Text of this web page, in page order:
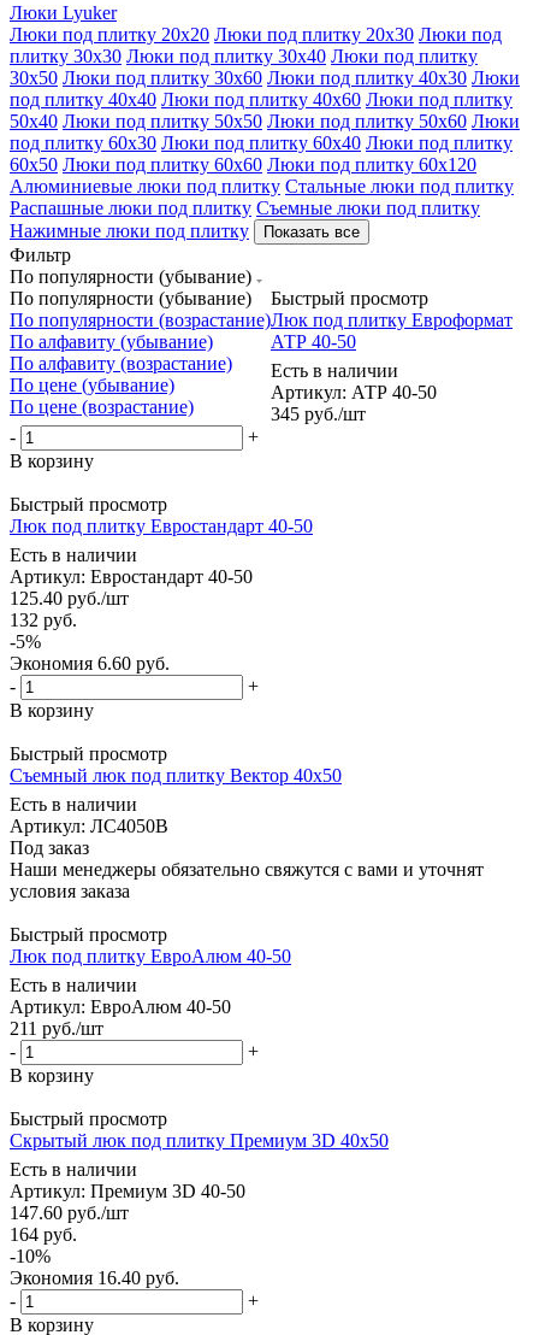
Люки Lyuker
Люки под плитку 20x20 Люки под плитку 20x30 Люки под
плитку 30x30 Люки под плитку 30x40 Люки под плитку
30x50 Люки под плитку 30x60 Люки под плитку 40x30 Люки
под плитку 40x40 Люки под плитку 40x60 Люки под плитку
50x40 Люки под плитку 50x50 Люки под плитку 50x60 Люки
под плитку 60x30 Люки под плитку 60x40 Люки под плитку
60x50 Люки под плитку 60x60 Люки под плитку 60x120
Алюминиевые люки под плитку Стальные люки под плитку
Распашные люки под плитку Съемные люки под плитку
Нажимные люки под плитку
Показать все
Фильтр
По популярности (убывание)
По популярности (убывание)
По популярности (возрастание)
По алфавиту (убывание)
По алфавиту (возрастание)
По цене (убывание)
По цене (возрастание)
Быстрый просмотр
Люк под плитку Евроформат
АТР 40-50
Есть в наличии
Артикул: АТР 40-50
345 руб./шт
-
+
В корзину
Быстрый просмотр
Люк под плитку Евростандарт 40-50
Есть в наличии
Артикул: Евростандарт 40-50
125.40 руб./шт
132 руб.
-5%
Экономия 6.60 руб.
-
+
В корзину
Быстрый просмотр
Съемный люк под плитку Вектор 40х50
Есть в наличии
Артикул: ЛС4050В
Под заказ
Наши менеджеры обязательно свяжутся с вами и уточнят
условия заказа
Быстрый просмотр
Люк под плитку ЕвроАлюм 40-50
Есть в наличии
Артикул: ЕвроАлюм 40-50
211 руб./шт
-
+
В корзину
Быстрый просмотр
Скрытый люк под плитку Премиум 3D 40x50
Есть в наличии
Артикул: Премиум 3D 40-50
147.60 руб./шт
164 руб.
-10%
Экономия 16.40 руб.
-
+
В корзину